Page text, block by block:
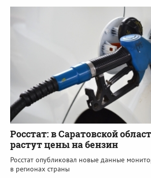
Росстат: в Саратовской
растут цены на бензин
Росстат опубликовал новые данные
в регионах страны